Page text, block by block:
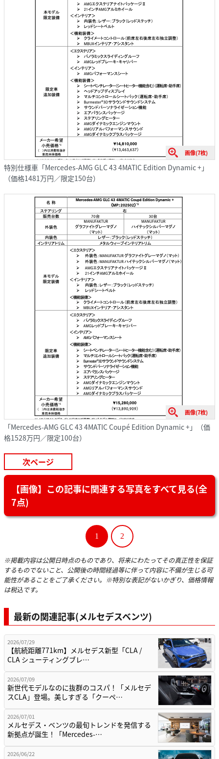
画像(7枚)
特別仕様車「Mercedes-AMG GLC 43 4MATIC Edition Dynamic +」
（価格1481万円／限定150台）
画像(7枚)
「Mercedes-AMG GLC 43 4MATIC Coupé Edition Dynamic +」（価
格1528万円／限定100台）
次ページ
【画像】この記事に関連する写真をすべて見る(全
7点)
1 2
※掲載内容は公開日時点のものであり、将来にわたってその真正性を保証
するものでないこと、公開後の時間経過等に伴って内容に不備が生じる可
能性があることをご了承ください。※特別な表記がないかぎり、価格情報
は税込です。
最新の関連記事(メルセデスベンツ)
2026/07/29
【航続距離771km】メルセデス新型「CLA /
CLA シューティングブレ…
2026/07/09
新世代モデルなのに抜群のコスパ！「メルセデ
スCLA」登場。美しすぎる「クーペ…
2026/07/01
メルセデス・ベンツの最旬トレンドを発信する
新拠点が誕生！「Mercedes-…
2026/06/22